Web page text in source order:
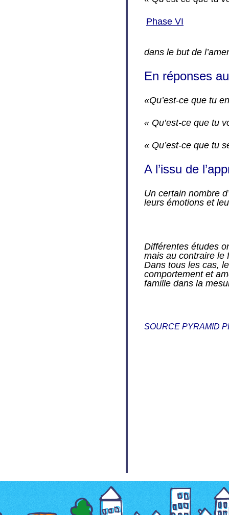
Phase VI
dans le but de
En réponses
«Qu’est-ce que tu
« Qu’est-ce que tu
« Qu’est-ce que tu
A l’issu de
Un certain nombre d’
leurs émotions et
Différentes études
mais au contraire le
Dans tous les cas,
comportement et
famille dans la
SOURCE PYRAMID